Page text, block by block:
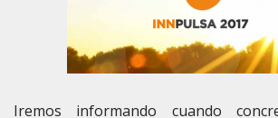
Iremos informando cuando